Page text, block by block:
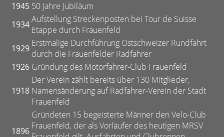
1945 50 Jahre Jubiläum
1934Aufstellung Streckenposten bei Tour de Suisse
Etappe durch Frauenfeld
1929 Erstmalige Durchführung Ostschweizer Rundfahrt
durch die Frauenfelder Radfahrer
1926 Gründung des Motorfahrer-Club Frauenfeld
1918
Der Verein zählt bereits über 130 Mitglieder,
Namensänderung auf Radfahrer-Verein der Stadt
Frauenfeld
1896
Gründeten 15 begeisterte Männer den Velo-Club
Frauenfeld, der als Vorläufer des heutigen MRSV